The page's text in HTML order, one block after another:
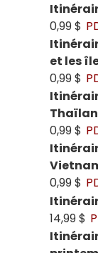
0,99 $
et les
0,99 $
0,99 $
0,99 $
14,99 $